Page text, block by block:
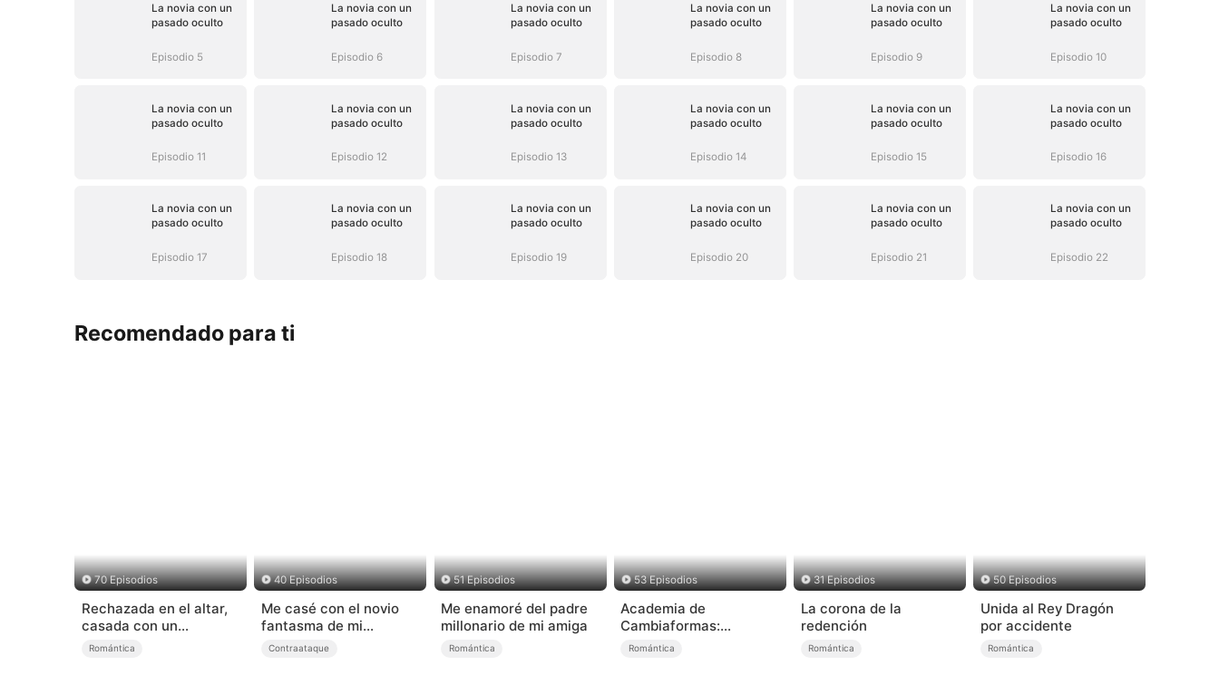
La novia con un
pasado oculto
Episodio 5
La novia con un
pasado oculto
Episodio 6
La novia con un
pasado oculto
Episodio 7
La novia con un
pasado oculto
Episodio 8
La novia con un
pasado oculto
Episodio 9
La novia con un
pasado oculto
Episodio 10
La novia con un
pasado oculto
Episodio 11
La novia con un
pasado oculto
Episodio 12
La novia con un
pasado oculto
Episodio 13
La novia con un
pasado oculto
Episodio 14
La novia con un
pasado oculto
Episodio 15
La novia con un
pasado oculto
Episodio 16
La novia con un
pasado oculto
Episodio 17
La novia con un
pasado oculto
Episodio 18
La novia con un
pasado oculto
Episodio 19
La novia con un
pasado oculto
Episodio 20
La novia con un
pasado oculto
Episodio 21
La novia con un
pasado oculto
Episodio 22
Recomendado para ti
70 Episodios
Rechazada en el altar,
casada con un
millonario
Romántica
40 Episodios
Me casé con el novio
fantasma de mi
hermana
Contraataque
51 Episodios
Me enamoré del padre
millonario de mi amiga
Romántica
53 Episodios
Academia de
Cambiaformas:
domando a mis tres
Romántica
31 Episodios
La corona de la
redención
Romántica
50 Episodios
Unida al Rey Dragón
por accidente
Romántica